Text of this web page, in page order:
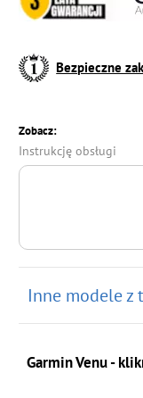
Bezpieczne
Zobacz:
Instrukcję obsługi
Inne modele z
Garmin Venu -